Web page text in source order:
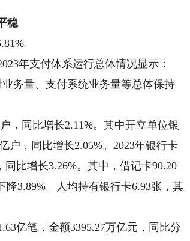
稳
年支付体系运行总体情况显示：
务量、支付系统业务量等总体保持
同比增长2.11%。其中开立单位银
户，同比增长2.05%。2023年银行卡
比增长3.26%。其中，借记卡90.20
3.89%。人均持有银行卡6.93张，其
亿笔，金额3395.27万亿元，同比分